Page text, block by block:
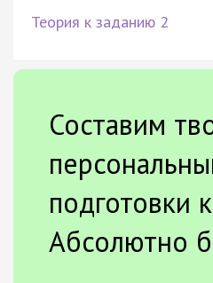
Теория к заданию 2
Составим
подготовки
Абсолютно